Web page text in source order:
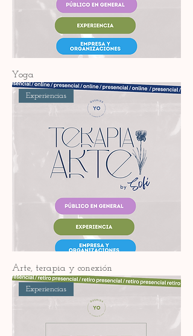
Yoga
Experiencias
Arte, terapia y conexión
Experiencias